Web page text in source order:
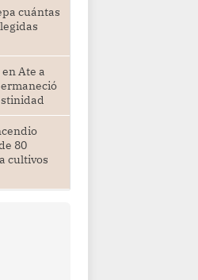
cuántas
Ate a
80
cultivos